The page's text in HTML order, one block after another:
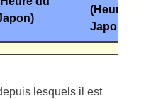
(Heure du
Japon)
lesquels il est